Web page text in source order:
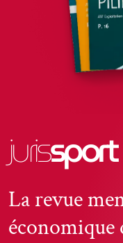
jurissport
La revue
économique